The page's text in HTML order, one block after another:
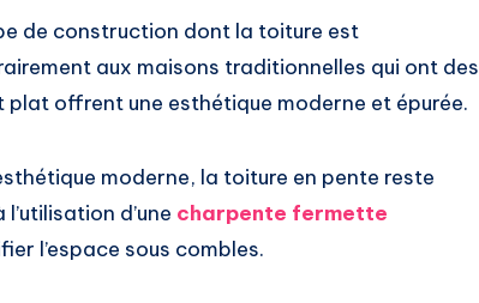
de construction dont la toiture est
aux maisons traditionnelles qui ont des
plat offrent une esthétique moderne et épurée.
moderne, la toiture en pente reste
d’une charpente fermette
l’espace sous combles.